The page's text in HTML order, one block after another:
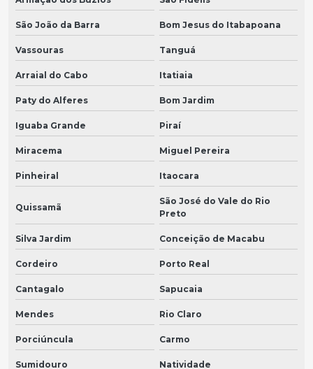
São João da Barra Bom Jesus do Itabapoana
Vassouras Tanguá
Arraial do Cabo Itatiaia
Paty do Alferes Bom Jardim
Iguaba Grande Piraí
Miracema Miguel Pereira
Pinheiral Itaocara
Quissamã
São José do Vale do Rio
Preto
Silva Jardim Conceição de Macabu
Cordeiro Porto Real
Cantagalo Sapucaia
Mendes Rio Claro
Porciúncula Carmo
Sumidouro Natividade